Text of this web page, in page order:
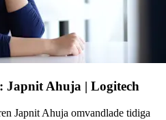
Ahuja | Logitech
Japnit Ahuja omvandlade tidiga